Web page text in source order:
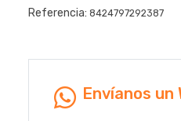
Referencia: 8424797292387
Envíanos un